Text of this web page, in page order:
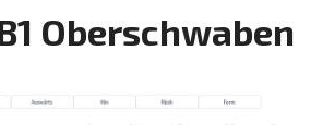
Oberschwaben